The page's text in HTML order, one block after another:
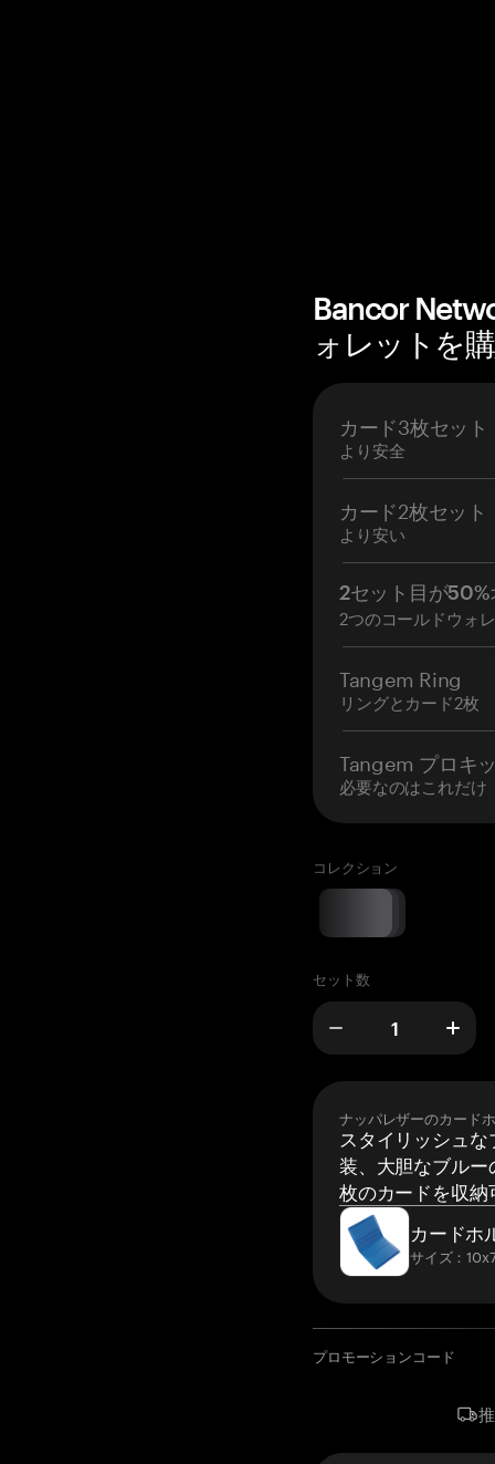
Bancor
ォレットを
カード3枚セット
より安全
カード2枚セット
より安い
2セット目が50%
2つのコールドウォ
Tangem Ring
リングとカード2枚
Tangem プロキ
必要なのはこれだけ
コレクション
セット数
ナッパレザーのカード
スタイリッシュ
装、大胆なブルー
枚のカードを収納
カードホ
サイズ：
プロモーションコード